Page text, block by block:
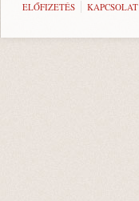
ELŐFIZETÉS KAPCSOLAT